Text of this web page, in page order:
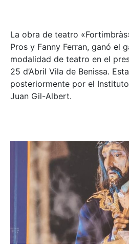
La obra de teatro «
Pros y Fanny Ferran, ganó el
modalidad de teatro en el
25 d’Abril Vila de Benissa.
posteriormente por el
Juan Gil-Albert.